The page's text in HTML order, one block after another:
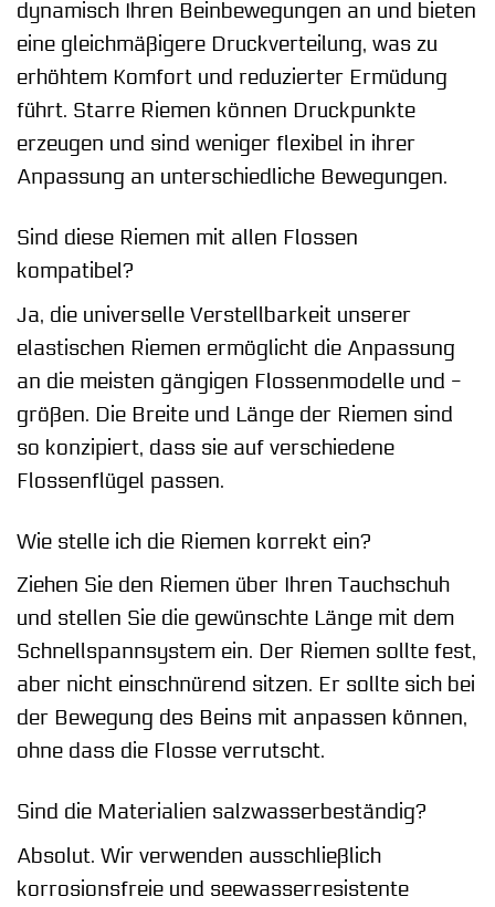
dynamisch Ihren Beinbewegungen an und bieten
eine gleichmäßigere Druckverteilung, was zu
erhöhtem Komfort und reduzierter Ermüdung
führt. Starre Riemen können Druckpunkte
erzeugen und sind weniger flexibel in ihrer
Anpassung an unterschiedliche Bewegungen.
Sind diese Riemen mit allen Flossen
kompatibel?
Ja, die universelle Verstellbarkeit unserer
elastischen Riemen ermöglicht die Anpassung
an die meisten gängigen Flossenmodelle und -
größen. Die Breite und Länge der Riemen sind
so konzipiert, dass sie auf verschiedene
Flossenflügel passen.
Wie stelle ich die Riemen korrekt ein?
Ziehen Sie den Riemen über Ihren Tauchschuh
und stellen Sie die gewünschte Länge mit dem
Schnellspannsystem ein. Der Riemen sollte fest,
aber nicht einschnürend sitzen. Er sollte sich bei
der Bewegung des Beins mit anpassen können,
ohne dass die Flosse verrutscht.
Sind die Materialien salzwasserbeständig?
Absolut. Wir verwenden ausschließlich
korrosionsfreie und seewasserresistente